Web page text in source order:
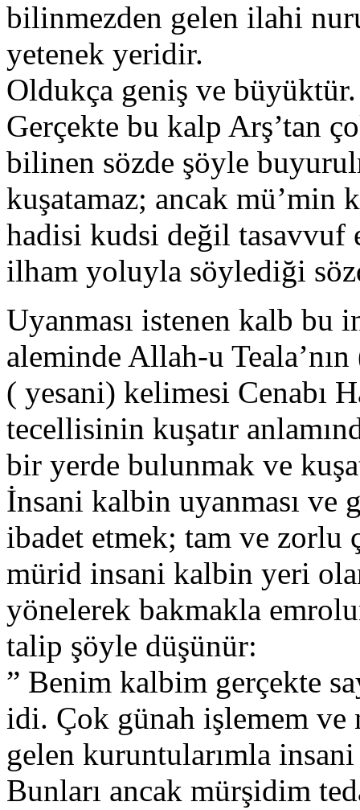
bilinmezden gelen ilahi
yetenek yeridir.
Oldukça geniş ve
Gerçekte bu kalp Arş’tan
bilinen sözde şöyle
kuşatamaz; ancak mü’min
hadisi kudsi değil tasavvuf
ilham yoluyla söylediği
Uyanması istenen kalb bu
aleminde Allah-u
( yesani) kelimesi Cenabı
tecellisinin kuşatır
bir yerde bulunmak ve
İnsani kalbin uyanması
ibadet etmek; tam ve zorlu
mürid insani kalbin yeri
yönelerek bakmakla
talip şöyle düşünür:
” Benim kalbim gerçekte
idi. Çok günah işlemem ve
gelen kuruntularımla
Bunları ancak mürşidim